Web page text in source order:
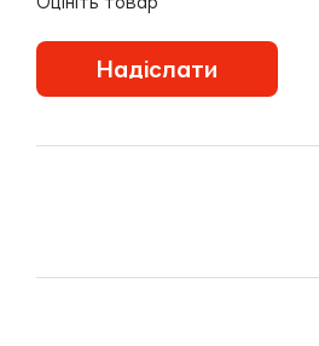
Надіслати